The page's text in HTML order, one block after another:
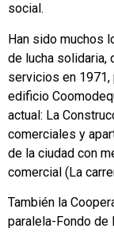
social.
Han sido muchos
de lucha solidaria,
servicios en 1971,
edificio
actual: La
comerciales y
de la ciudad con
comercial (La
También la
paralela-Fondo